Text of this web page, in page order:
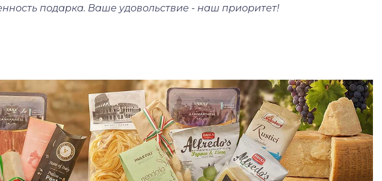
подарка. Ваше удовольствие - наш приоритет!